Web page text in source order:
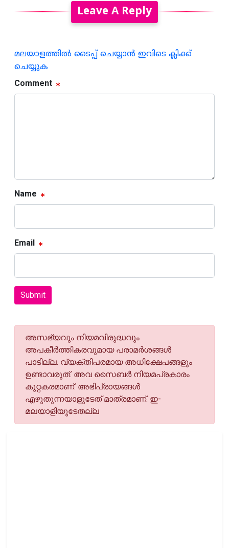
Leave A Reply
മലയാളത്തില്‍ ടൈപ്പ് ചെയ്യാന്‍ ഇവിടെ ക്ലിക്ക്
ചെയ്യുക
Comment
Name
Email
Submit
അസഭ്യവും നിയമവിരുദ്ധവും
അപകീര്‍ത്തികരവുമായ പരാമര്‍ശങ്ങള്‍
പാടില്ല. വ്യക്തിപരമായ അധിക്ഷേപങ്ങളും
ഉണ്ടാവരുത്. അവ സൈബര്‍ നിയമപ്രകാരം
കുറ്റകരമാണ്. അഭിപ്രായങ്ങള്‍
എഴുതുന്നയാളുടേത് മാത്രമാണ്. ഇ-
മലയാളിയുടേതല്ല